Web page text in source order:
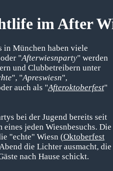
im After
in München haben viele
"Afterwiesnparty" werden
und Clubbetreibern unter
", "Apreswiesn",
auch als "Afteroktoberfest"
bei der Jugend bereits seit
eines jeden Wiesnbesuchs. Die
"echte" Wiesn (Oktoberfest
die Lichter ausmacht, die
nach Hause schickt.